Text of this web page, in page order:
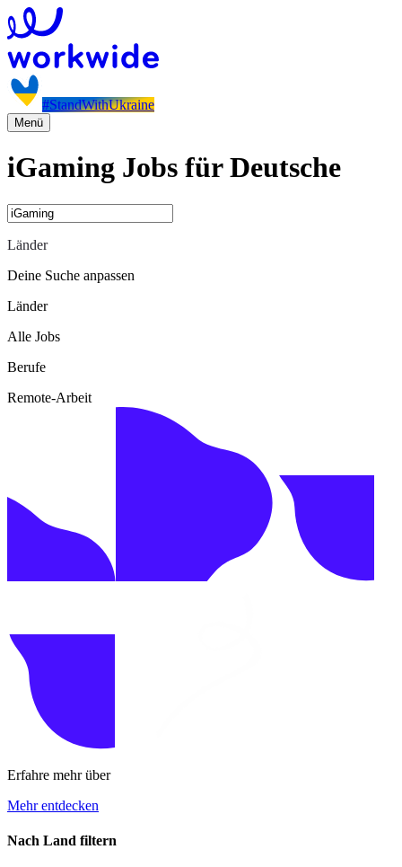
#StandWithUkraine
Menü
iGaming Jobs für Deutsche
Länder
Deine Suche anpassen
Länder
Alle Jobs
Berufe
Remote-Arbeit
Erfahre mehr über
Mehr entdecken
Nach Land filtern